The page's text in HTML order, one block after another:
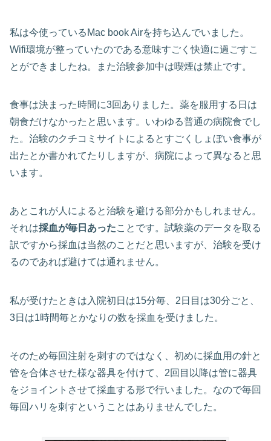
私は今使っているMac book Airを持ち込んでいました。
Wifi環境が整っていたのである意味すごく快適に過ごすこ
とができましたね。また治験参加中は喫煙は禁止です。
食事は決まった時間に3回ありました。薬を服用する日は
朝食だけなかったと思います。いわゆる普通の病院食でし
た。治験のクチコミサイトによるとすごくしょぼい食事が
出たとか書かれてたりしますが、病院によって異なると思
います。
あとこれが人によると治験を避ける部分かもしれません。
それは採血が毎日あったことです。試験薬のデータを取る
訳ですから採血は当然のことだと思いますが、治験を受け
るのであれば避けては通れません。
私が受けたときは入院初日は15分毎、2日目は30分ごと、
3日は1時間毎とかなりの数を採血を受けました。
そのため毎回注射を刺すのではなく、初めに採血用の針と
管を合体させた様な器具を付けて、2回目以降は管に器具
をジョイントさせて採血する形で行いました。なので毎回
毎回ハリを刺すということはありませんでした。